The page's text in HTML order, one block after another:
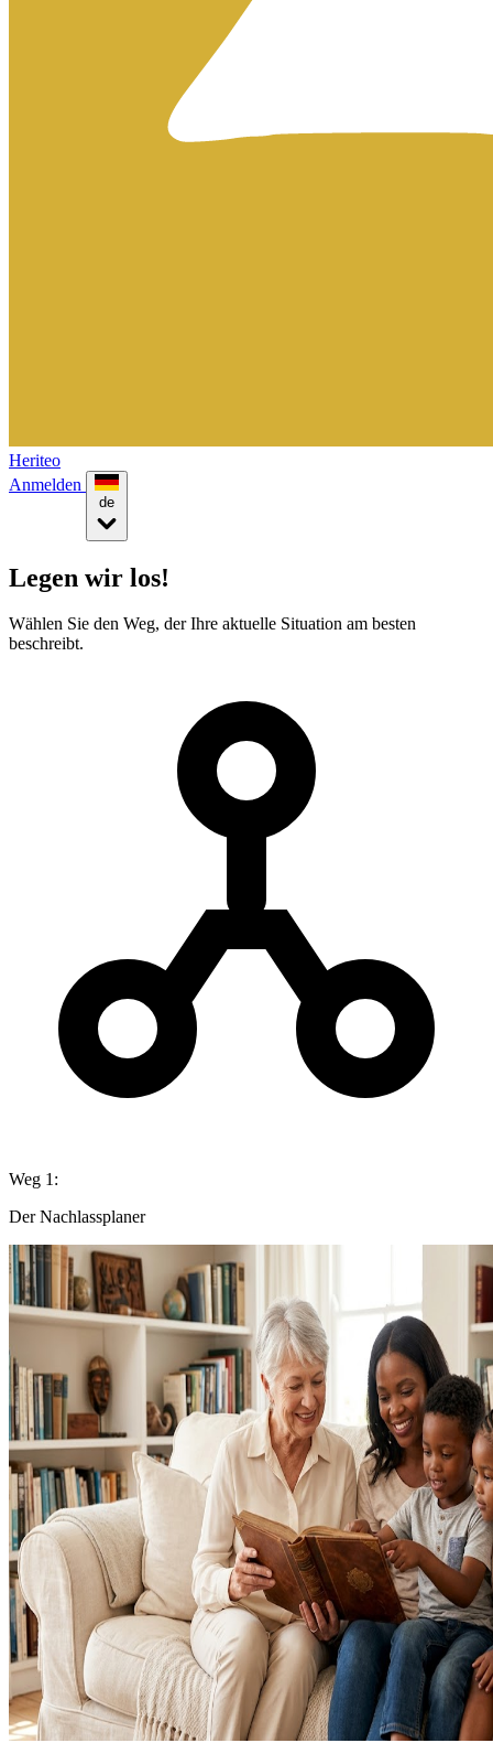
Heriteo
Anmelden
Legen wir los!
Wählen Sie den Weg, der Ihre aktuelle Situation am besten
beschreibt.
Weg 1:
Der Nachlassplaner